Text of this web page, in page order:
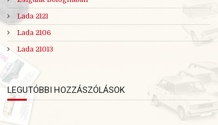
Lada 2121
Lada 2106
Lada 21013
LEGUTÓBBI HOZZÁSZÓLÁSOK